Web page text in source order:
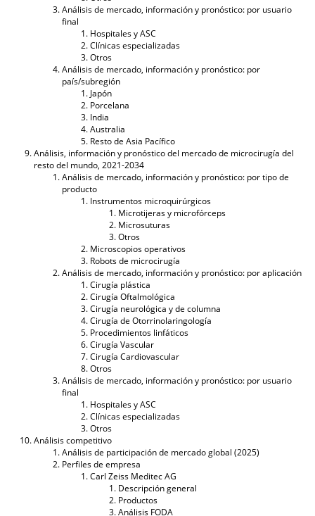
Análisis de mercado, información y pronóstico: por usuario
final
Hospitales y ASC
Clínicas especializadas
Otros
Análisis de mercado, información y pronóstico: por
país/subregión
Japón
Porcelana
India
Australia
Resto de Asia Pacífico
Análisis, información y pronóstico del mercado de microcirugía del
resto del mundo, 2021-2034
Análisis de mercado, información y pronóstico: por tipo de
producto
Instrumentos microquirúrgicos
Microtijeras y microfórceps
Microsuturas
Otros
Microscopios operativos
Robots de microcirugía
Análisis de mercado, información y pronóstico: por aplicación
Cirugía plástica
Cirugía Oftalmológica
Cirugía neurológica y de columna
Cirugía de Otorrinolaringología
Procedimientos linfáticos
Cirugía Vascular
Cirugía Cardiovascular
Otros
Análisis de mercado, información y pronóstico: por usuario
final
Hospitales y ASC
Clínicas especializadas
Otros
Análisis competitivo
Análisis de participación de mercado global (2025)
Perfiles de empresa
Carl Zeiss Meditec AG
Descripción general
Productos
Análisis FODA